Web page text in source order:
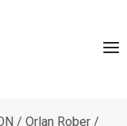
/ Orlan Rober /